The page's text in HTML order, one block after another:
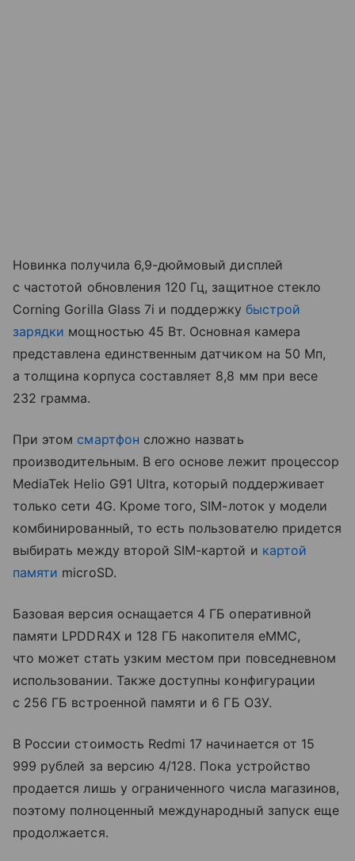
Новинка получила 6,9-дюймовый дисплей
с частотой обновления 120 Гц, защитное стекло
Corning Gorilla Glass 7i и поддержку быстрой
зарядки мощностью 45 Вт. Основная камера
представлена единственным датчиком на 50 Мп,
а толщина корпуса составляет 8,8 мм при весе
232 грамма.
При этом смартфон сложно назвать
производительным. В его основе лежит процессор
MediaTek Helio G91 Ultra, который поддерживает
только сети 4G. Кроме того, SIM-лоток у модели
комбинированный, то есть пользователю придется
выбирать между второй SIM-картой и картой
памяти microSD.
Базовая версия оснащается 4 ГБ оперативной
памяти LPDDR4X и 128 ГБ накопителя eMMC,
что может стать узким местом при повседневном
использовании. Также доступны конфигурации
с 256 ГБ встроенной памяти и 6 ГБ ОЗУ.
В России стоимость Redmi 17 начинается от 15
999 рублей за версию 4/128. Пока устройство
продается лишь у ограниченного числа магазинов,
поэтому полноценный международный запуск еще
продолжается.